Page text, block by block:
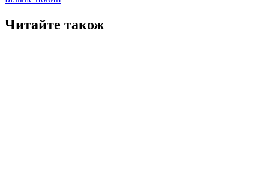
Читайте також